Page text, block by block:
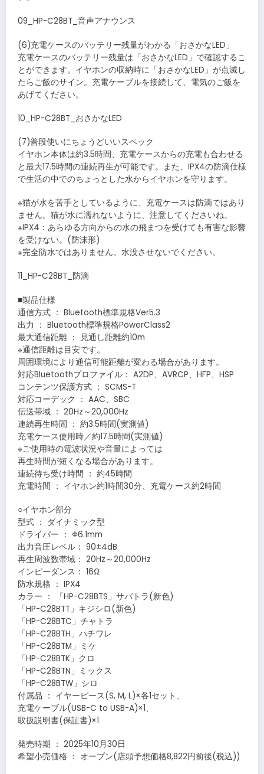
09_HP-C28BT_音声アナウンス
(6)充電ケースのバッテリー残量がわかる「おさかなLED」
充電ケースのバッテリー残量は「おさかなLED」で確認するこ
とができます。イヤホンの収納時に「おさかなLED」が点滅し
たらご飯のサイン。充電ケーブルを接続して、電気のご飯を
あげてください。
10_HP-C28BT_おさかなLED
(7)普段使いにちょうどいいスペック
イヤホン本体は約3.5時間、充電ケースからの充電も合わせる
と最大17.5時間の連続再生が可能です。また、IPX4の防滴仕様
で生活の中でのちょっとした水からイヤホンを守ります。
※猫が水を苦手としているように、充電ケースは防滴ではあり
ません。猫が水に濡れないように、注意してくださいね。
※IPX4：あらゆる方向からの水の飛まつを受けても有害な影響
を受けない。(防沫形)
※完全防水ではありません。水没させないでください。
11_HP-C28BT_防滴
■製品仕様
通信方式 ： Bluetooth標準規格Ver5.3
出力 ： Bluetooth標準規格PowerClass2
最大通信距離 ： 見通し距離約10m
※通信距離は目安です。
周囲環境により通信可能距離が変わる場合があります。
対応Bluetoothプロファイル： A2DP、AVRCP、HFP、HSP
コンテンツ保護方式 ： SCMS-T
対応コーデック ： AAC、SBC
伝送帯域 ： 20Hz～20,000Hz
連続再生時間 ： 約3.5時間(実測値)
充電ケース使用時／約17.5時間(実測値)
※ご使用時の電波状況や音量によっては
再生時間が短くなる場合があります。
連続待ち受け時間 ： 約45時間
充電時間 ： イヤホン約1時間30分、充電ケース約2時間
○イヤホン部分
型式 ： ダイナミック型
ドライバー ： Φ6.1mm
出力音圧レベル： 90±4dB
再生周波数帯域： 20Hz～20,000Hz
インピーダンス： 16Ω
防水規格 ： IPX4
カラー ： 「HP-C28BTS」サバトラ(新色)
「HP-C28BTT」キジシロ(新色)
「HP-C28BTC」チャトラ
「HP-C28BTH」ハチワレ
「HP-C28BTM」ミケ
「HP-C28BTK」クロ
「HP-C28BTN」ミックス
「HP-C28BTW」シロ
付属品 ： イヤーピース(S, M, L)×各1セット、
充電ケーブル(USB-C to USB-A)×1、
取扱説明書(保証書)×1
発売時期 ： 2025年10月30日
希望小売価格 ： オープン(店頭予想価格8,822円前後(税込))